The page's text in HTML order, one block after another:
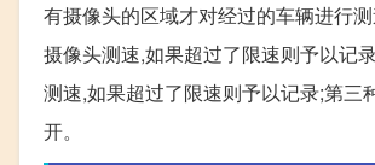
有摄像头的区域才对经过的车辆进行
摄像头测速,如果超过了限速则予以记
测速,如果超过了限速则予以记录;第
开。